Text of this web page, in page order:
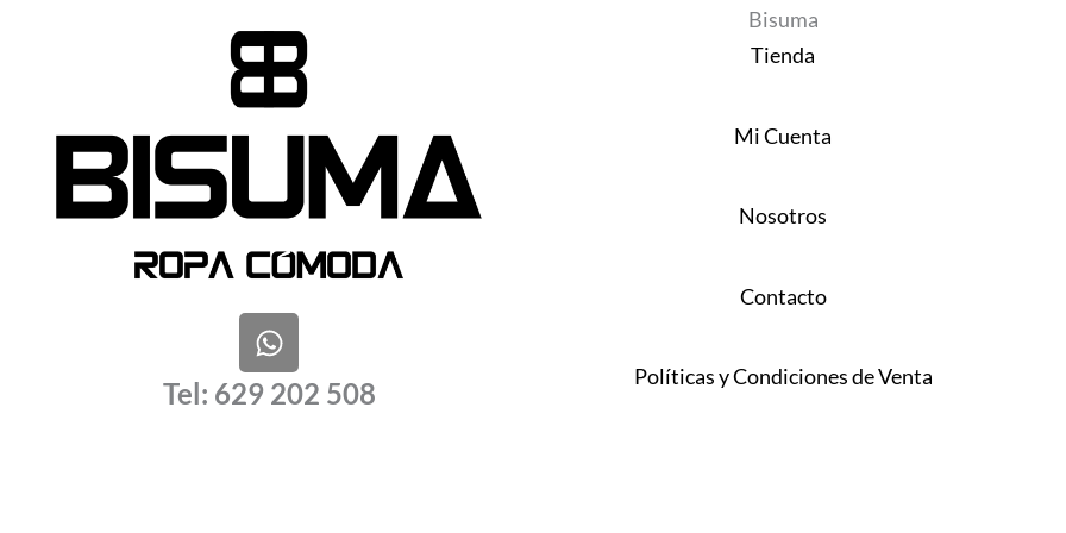
W
h
a
t
Tel: 629 202 508
Bisuma
Tienda
Mi Cuenta
Nosotros
Contacto
Políticas y Condiciones de Venta